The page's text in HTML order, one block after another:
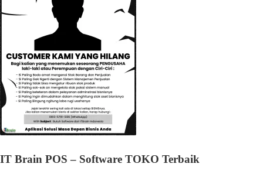
IT Brain POS – Software TOKO Terbaik